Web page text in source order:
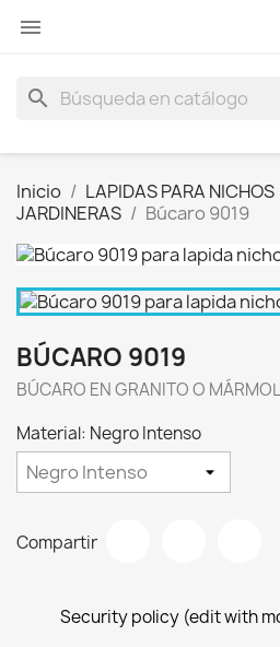

search
Inicio LAPIDAS PARA NICHOS
JARDINERAS
Búcaro 9019
BÚCARO 9019
BÚCARO EN GRANITO O MÁRMOL
Material: Negro Intenso
Compartir
Security policy (edit with